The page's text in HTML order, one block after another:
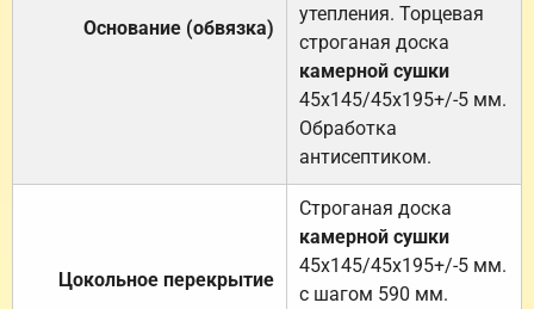
Основание (обвязка)
утепления. Торцевая
строганая доска
камерной сушки
45х145/45х195+/-5 мм.
Обработка
антисептиком.
Цокольное перекрытие
Строганая доска
камерной сушки
45х145/45х195+/-5 мм.
с шагом 590 мм.